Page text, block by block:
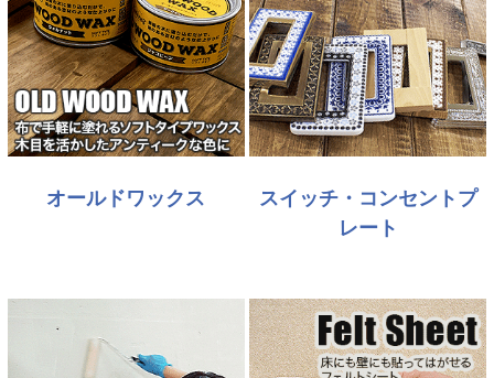
オールドワックス
スイッチ・コンセントプ
レート